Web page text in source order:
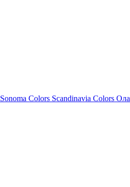
Sonoma Colors Scandinavia Colors Ола